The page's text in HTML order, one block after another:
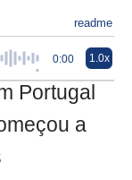
readme
0:00 1.0x
Portugal
a